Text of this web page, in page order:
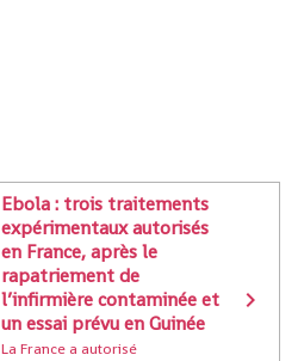
Ebola : trois traitements
expérimentaux autorisés
en France, après le
rapatriement de
l’infirmière contaminée et
un essai prévu en Guinée
La France a autorisé